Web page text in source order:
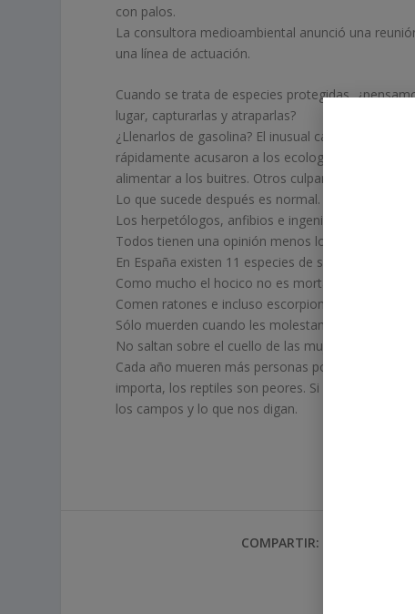
con palos.
La consultora medioambiental anunció una
una línea de actuación.
Cuando se trata de especies protegidas,
lugar, capturarlas y atraparlas?
¿Llenarlos de gasolina? El inusual calor de abril
rápidamente acusaron a los ecologistas de ser
alimentar a los buitres. Otros culpan a la
Lo que sucede después es normal.
Los herpetólogos, anfibios e ingenieros
Todos tienen una opinión menos los que saben.
En España existen 11 especies de serpientes, de
Como mucho el hocico no es mortal, pero si nos
Comen ratones e incluso escorpiones.
Sólo muerden cuando les molestamos, ya sea de
No saltan sobre el cuello de las mujeres, no
Cada año mueren más personas por picaduras
importa, los reptiles son peores. Si el elector dice
los campos y lo que nos digan.
COMPARTIR: